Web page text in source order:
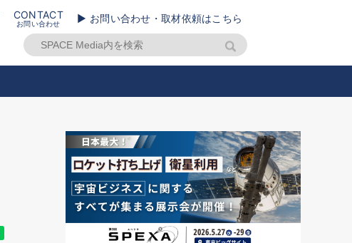
CONTACT
お問い合わせ ▶ お問い合わせ・取材依頼はこちら